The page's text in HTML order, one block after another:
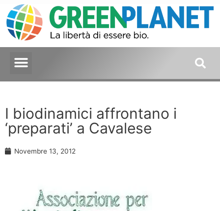
I biodinamici affrontano i
‘preparati’ a Cavalese
Novembre 13, 2012